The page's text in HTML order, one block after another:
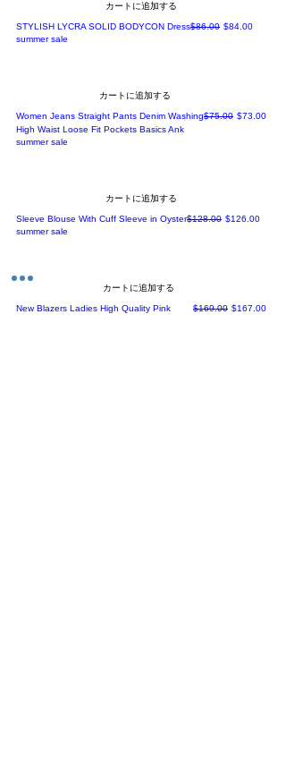
カートに追加する
STYLISH LYCRA SOLID BODYCON Dress通常価格
$86.00 セール価格
$84.00
summer sale
カートに追加する
Women Jeans Straight Pants Denim Washing
High Waist Loose Fit Pockets Basics Ank
通常価格
$75.00 セール価格
$73.00
summer sale
カートに追加する
Sleeve Blouse With Cuff Sleeve in Oyster通常価格
$128.00 セール価格
$126.00
summer sale
カートに追加する
New Blazers Ladies High Quality Pink
通常価格
$169.00 セール価格
$167.00